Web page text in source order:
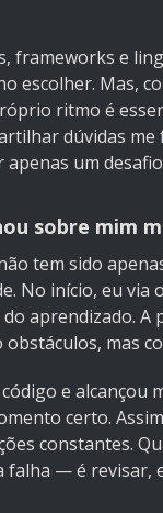
frameworks e
escolher. Mas,
ritmo é
dúvidas
um
sobre mim
tem sido
No início, eu via
aprendizado.
mas
e alcançou
certo.
constantes.
— é revisar,